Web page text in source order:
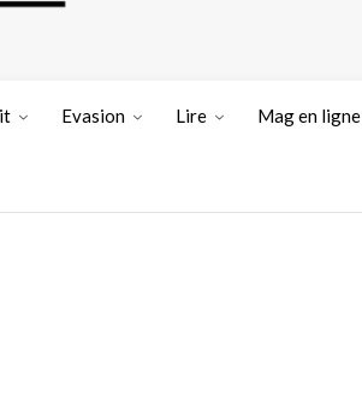
Evasion Lire Mag en ligne